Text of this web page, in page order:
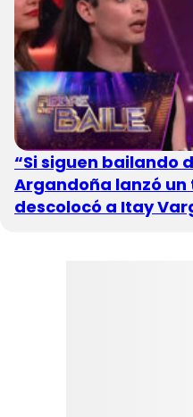
“Si siguen bailando
Argandoña lanzó
descolocó a Itay